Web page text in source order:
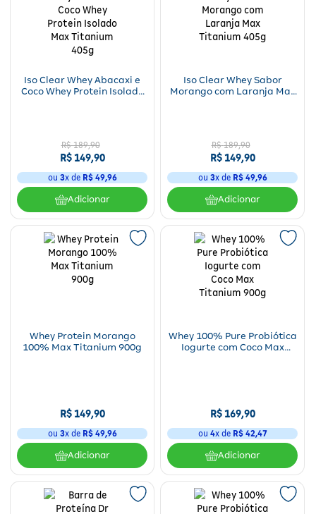
Iso Clear Whey Abacaxi e
Coco Whey Protein Isolado
R$ 189,90
R$149,90
ou 3x de R$ 49,96
Adicionar
Iso Clear Whey Sabor
Morango com Laranja Max
R$ 189,90
R$149,90
ou 3x de R$ 49,96
Adicionar
Whey Protein Morango
100% Max Titanium 900g
R$149,90
ou 3x de R$ 49,96
Adicionar
Whey 100% Pure Probiótica
Iogurte com Coco Max
R$169,90
ou 4x de R$ 42,47
Adicionar